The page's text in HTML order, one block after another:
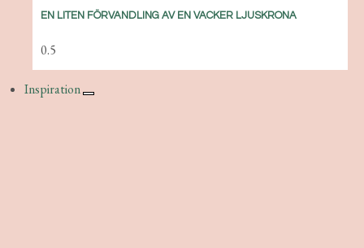
EN LITEN FÖRVANDLING AV EN VACKER LJUSKRONA
Inspiration